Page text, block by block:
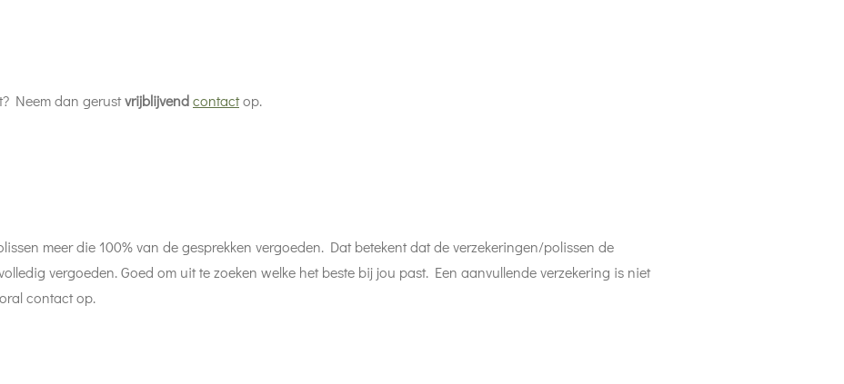
Neem dan gerustvrijblijvendcontactop.
meer die 100% van de gesprekken vergoeden. Dat betekent dat de verzekeringen/polissen de
vergoeden. Goed om uit te zoeken welke het beste bij jou past. Een aanvullende verzekering is niet
contact op.